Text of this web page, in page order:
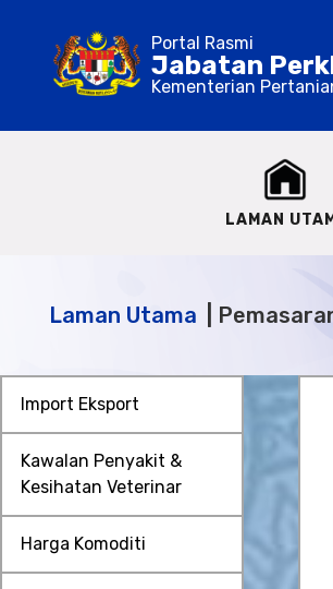
Portal Rasmi
Jabatan
Kementerian
LAMAN
Laman Utama
Import Eksport
Kawalan Penyakit &
Kesihatan Veterinar
Harga Komoditi